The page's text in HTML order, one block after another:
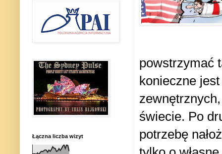
powstrzymać
konieczne
świecie. Po
potrzebę
Łączna liczba wizyt